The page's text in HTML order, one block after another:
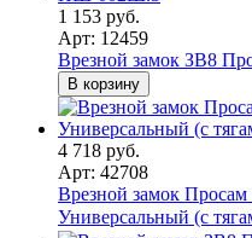
1 153 руб.
Арт: 12459
Врезной замок ЗВ8
В корзину
4 718 руб.
Арт: 42708
Врезной замок
Универсальный (с